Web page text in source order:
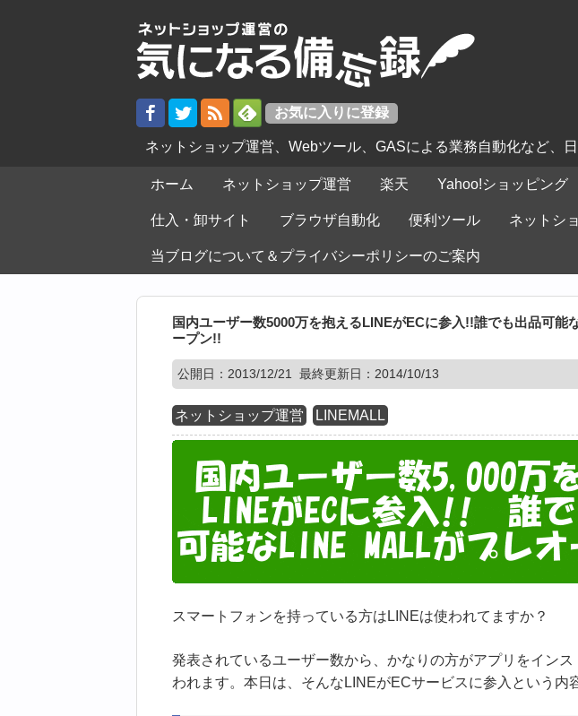
ネットショップ運営、Webツール、GASによる業務自動化など、
ホーム ネットショップ運営 楽天 Yahoo!ショッピング
仕入・卸サイト ブラウザ自動化 便利ツール ネットシ
当ブログについて＆プライバシーポリシーのご案内
国内ユーザー数5000万を抱えるLINEがECに参入!!誰でも出品可能
ープン!!
公開日：2013/12/21 最終更新日：2014/10/13
ネットショップ運営 LINEMALL
スマートフォンを持っている方はLINEは使われてますか？
発表されているユーザー数から、かなりの方がアプリをイン
われます。本日は、そんなLINEがECサービスに参入という内